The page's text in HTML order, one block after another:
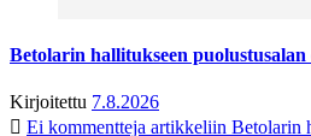
Betolarin hallitukseen
Kirjoitettu 7.8.2026
Ei kommentteja artikkeliin Betolarin